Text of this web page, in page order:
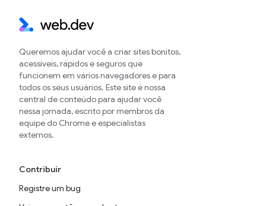
Queremos ajudar você a criar sites bonitos,
acessíveis, rápidos e seguros que
funcionem em vários navegadores e para
todos os seus usuários. Este site é nossa
central de conteúdo para ajudar você
nessa jornada, escrito por membros da
equipe do Chrome e especialistas
externos.
Contribuir
Registre um bug